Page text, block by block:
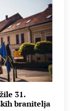
31.
branitelja